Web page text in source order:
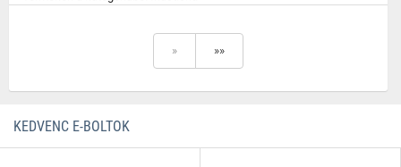
» »»
KEDVENC E-BOLTOK